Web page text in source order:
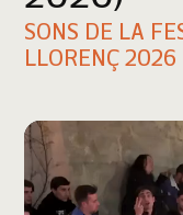
SONS DE LA
LLORENÇ 2026
Reproductor
de
vídeo